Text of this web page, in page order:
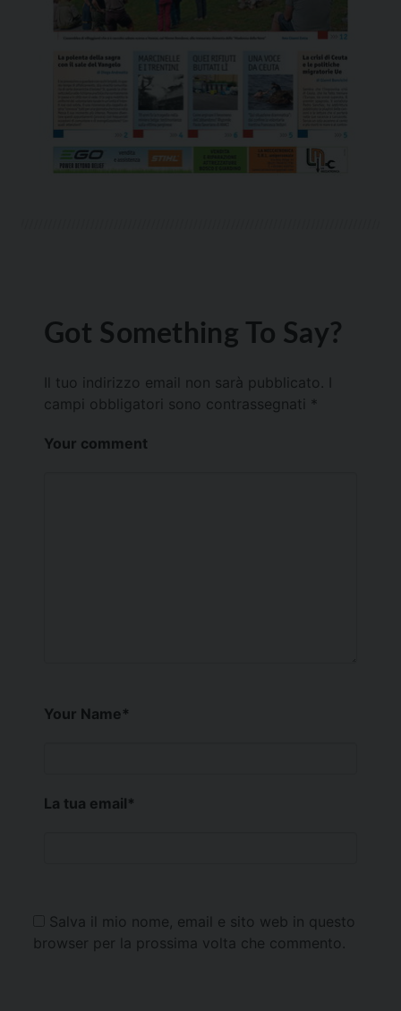
Got Something To Say?
Il tuo indirizzo email non sarà pubblicato.
campi obbligatori sono contrassegnati *
Your comment
Your Name*
La tua email*
Salva il mio nome, email e sito web in questo
browser per la prossima volta che commento.